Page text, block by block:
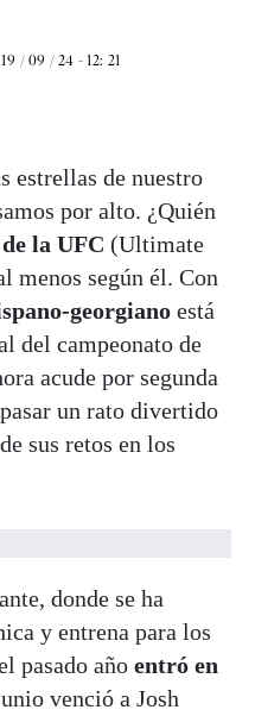
19 / 09 / 24 - 12: 21
estrellas de nuestro
por alto. ¿Quién
la UFC (Ultimate
menos según él. Con
georgiano está
del campeonato de
acude por segunda
un rato divertido
sus retos en los
donde se ha
y entrena para los
pasado año entró en
venció a Josh